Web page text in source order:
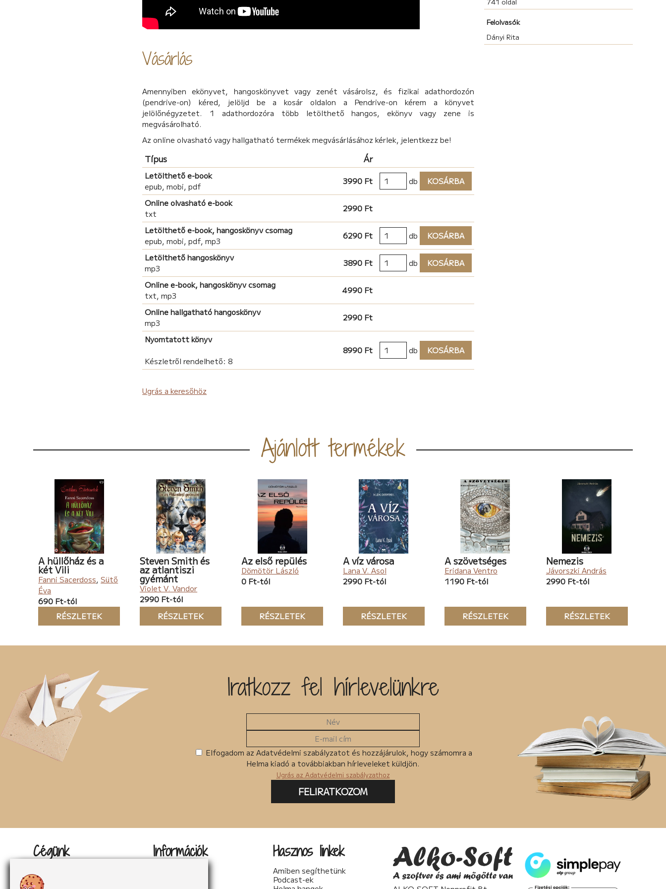
Vásárlás
Amennyiben ekönyvet, hangoskönyvet vagy zenét vásárolsz, és fizikai adathordozón
(pendrive-on) kéred, jelöljd be a kosár oldalon a Pendrive-on kérem a könyvet
jelölőnégyzetet. 1 adathordozóra több letölthető hangos, ekönyv vagy zene is
megvásárolható.
Az online olvasható vagy hallgatható termékek megvásárlásához kérlek, jelentkezz be!
Típus Ár
Letölthető e-book
epub, mobi, pdf
3990 Ft db KOSÁRBA
Online olvasható e-book
txt
2990 Ft
Letölthető e-book, hangoskönyv csomag
epub, mobi, pdf, mp3
6290 Ft db KOSÁRBA
Letölthető hangoskönyv
mp3
3890 Ft db KOSÁRBA
Online e-book, hangoskönyv csomag
txt, mp3
4990 Ft
Online hallgatható hangoskönyv
mp3
2990 Ft
Nyomtatott könyv
Készletről rendelhető: 8
8990 Ft db KOSÁRBA
Ugrás a keresőhöz
Felolvasók
Dányi Rita
Ajánlott termékek
A hüllőház és a
két Vili
Fanni Sacerdoss,Sütő
Éva
690 Ft-tól
RÉSZLETEK
Steven Smith és
az atlantiszi
gyémánt
Violet V. Vandor
2990 Ft-tól
RÉSZLETEK
Az első repülés
Dömötör László
0 Ft-tól
RÉSZLETEK
A víz városa
Lana V. Asol
2990 Ft-tól
RÉSZLETEK
A szövetséges
Eridana Ventro
1190 Ft-tól
RÉSZLETEK
Nemezis
Jávorszki András
2990 Ft-tól
RÉSZLETEK
Iratkozz fel hírlevelünkre
Elfogadom az Adatvédelmi szabályzatot és hozzájárulok, hogy számomra a
Helma kiadó a továbbiakban hírleveleket küldjön.
Ugrás az Adatvédelmi szabályzathoz
FELIRATKOZOM
Cégünk
Rólunk
Információk Hasznos linkek
Amiben segíthetünk
Podcast-ek